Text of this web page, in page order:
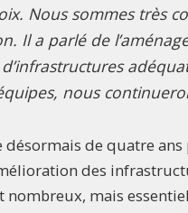
Nous sommes très
Il a parlé de
nous
de quatre
des
mais